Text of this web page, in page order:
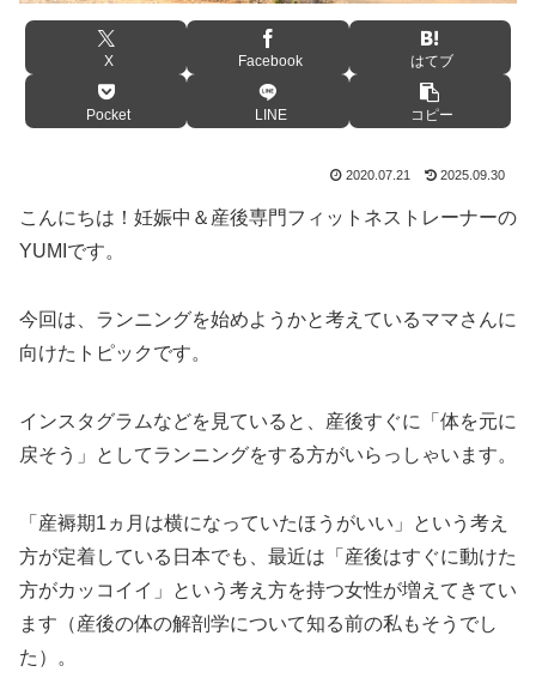
X Facebook はてブ
Pocket LINE コピー
2020.07.21 2025.09.30
こんにちは！妊娠中＆産後専門フィットネストレーナーの
YUMIです。
今回は、ランニングを始めようかと考えているママさんに
向けたトピックです。
インスタグラムなどを見ていると、産後すぐに「体を元に
戻そう」としてランニングをする方がいらっしゃいます。
「産褥期1ヵ月は横になっていたほうがいい」という考え
方が定着している日本でも、最近は「産後はすぐに動けた
方がカッコイイ」という考え方を持つ女性が増えてきてい
ます（産後の体の解剖学について知る前の私もそうでし
た）。